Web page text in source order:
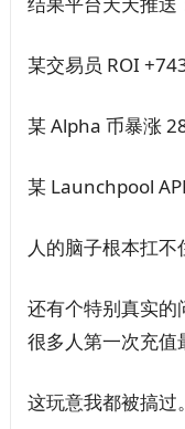
某交易员 ROI
某 Alpha 币暴涨
某 Launchpool
人的脑子根本扛不
还有个特别真实的
很多人第一次充值
这玩意我都被搞过。